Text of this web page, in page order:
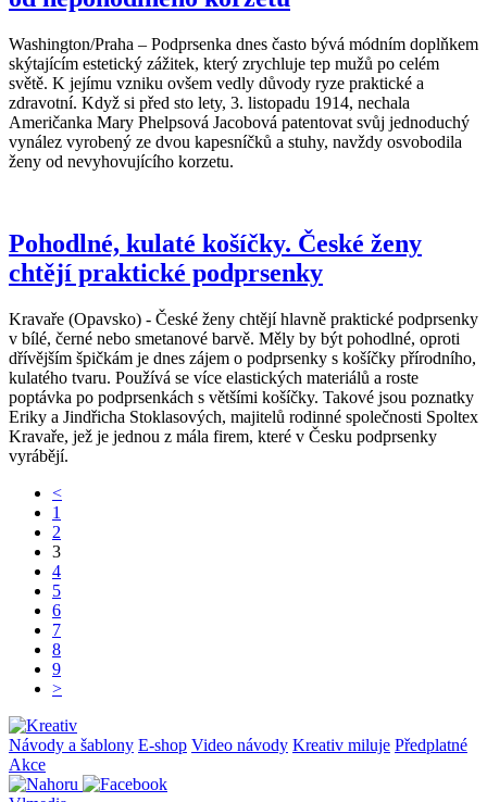
Washington/Praha – Podprsenka dnes často bývá módním doplňkem
skýtajícím estetický zážitek, který zrychluje tep mužů po celém
světě. K jejímu vzniku ovšem vedly důvody ryze praktické a
zdravotní. Když si před sto lety, 3. listopadu 1914, nechala
Američanka Mary Phelpsová Jacobová patentovat svůj jednoduchý
vynález vyrobený ze dvou kapesníčků a stuhy, navždy osvobodila
ženy od nevyhovujícího korzetu.
Pohodlné, kulaté košíčky. České ženy
chtějí praktické podprsenky
Kravaře (Opavsko) - České ženy chtějí hlavně praktické podprsenky
v bílé, černé nebo smetanové barvě. Měly by být pohodlné, oproti
dřívějším špičkám je dnes zájem o podprsenky s košíčky přírodního,
kulatého tvaru. Používá se více elastických materiálů a roste
poptávka po podprsenkách s většími košíčky. Takové jsou poznatky
Eriky a Jindřicha Stoklasových, majitelů rodinné společnosti Spoltex
Kravaře, jež je jednou z mála firem, které v Česku podprsenky
vyrábějí.
<
1
2
3
4
5
6
7
8
9
>
Návody a šablony E-shop Video návody Kreativ miluje Předplatné
Akce